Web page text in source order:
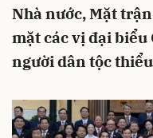
Nhà nước, Mặt
mặt các vị đại biểu
người dân tộc